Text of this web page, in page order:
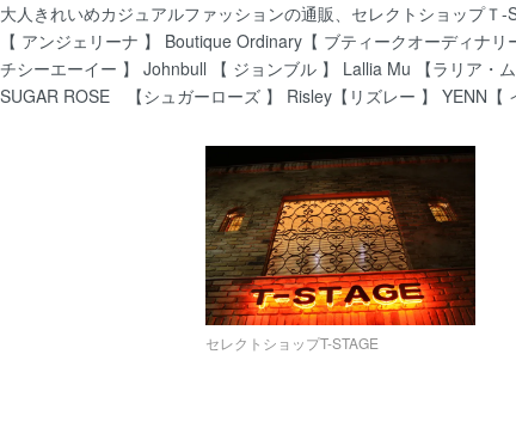
大人きれいめカジュアルファッションの通販、セレクトショップ
【 アンジェリーナ 】 Boutique Ordinary【 ブティークオーディナ
チシーエーイー 】 Johnbull 【 ジョンブル 】 Lallia Mu 【ラリア・
SUGAR ROSE 【シュガーローズ 】 Risley【リズレー 】 YENN【
セレクトショップT-STAGE